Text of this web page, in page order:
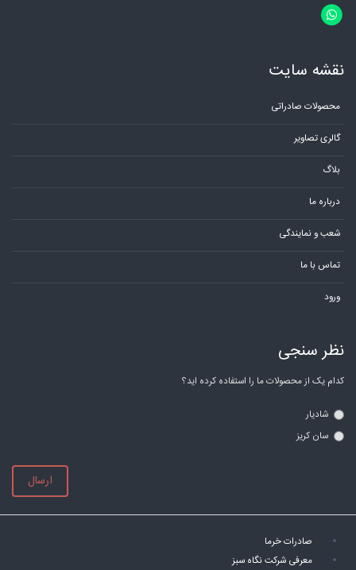
نقشه سایت
محصولات صادراتی
گالری تصاویر
بلاگ
درباره ما
شعب و نمایندگی
تماس با ما
ورود
نظر سنجی
کدام یک از محصولات ما را استفاده کرده اید؟
شادیار
سان کریز
ارسال
صادرات خرما
معرفی شرکت نگاه سبز